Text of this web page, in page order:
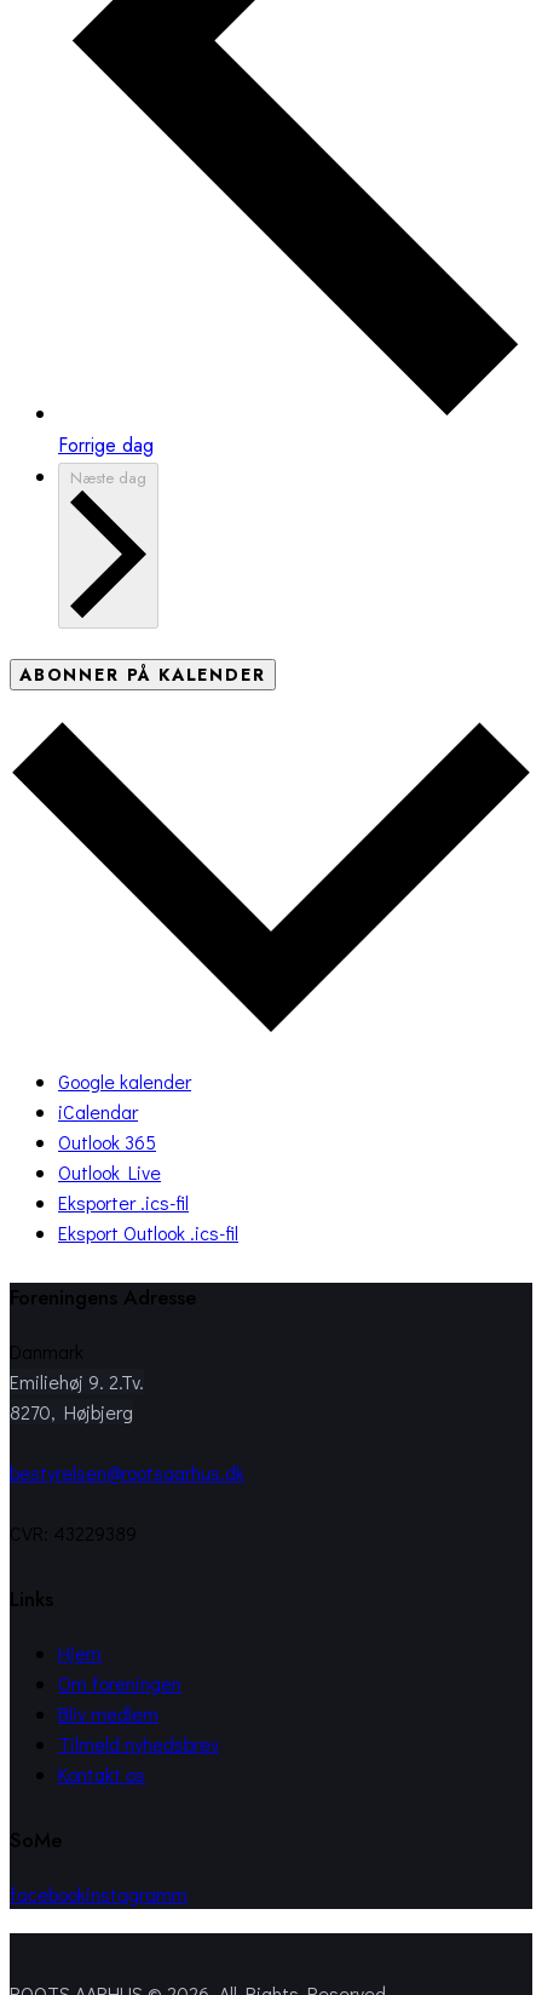
Forrige dag
Næste dag
ABONNER PÅ KALENDER
Google kalender
iCalendar
Outlook 365
Outlook Live
Eksporter .ics-fil
Eksport Outlook .ics-fil
Foreningens Adresse
Danmark
Emiliehøj 9. 2.Tv.
8270, Højbjerg
bestyrelsen@rootsaarhus.dk
CVR: 43229389
Links
Hjem
Om foreningen
Bliv medlem
Tilmeld nyhedsbrev
Kontakt os
SoMe
facebookinstagramm